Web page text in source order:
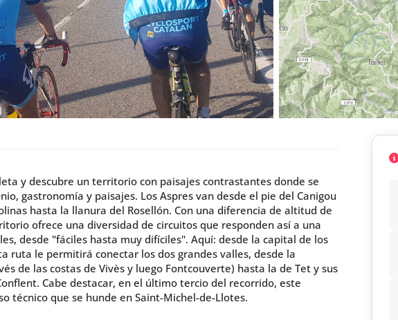
y descubre un territorio con paisajes contrastantes donde se
gastronomía y paisajes. Los Aspres van desde el pie del Canigou
hasta la llanura del Rosellón. Con una diferencia de altitud de
ofrece una diversidad de circuitos que responden así a una
desde "fáciles hasta muy difíciles". Aquí: desde la capital de los
ruta le permitirá conectar los dos grandes valles, desde la
de las costas de Vivès y luego Fontcouverte) hasta la de Tet y sus
Cabe destacar, en el último tercio del recorrido, este
técnico que se hunde en Saint-Michel-de-Llotes.